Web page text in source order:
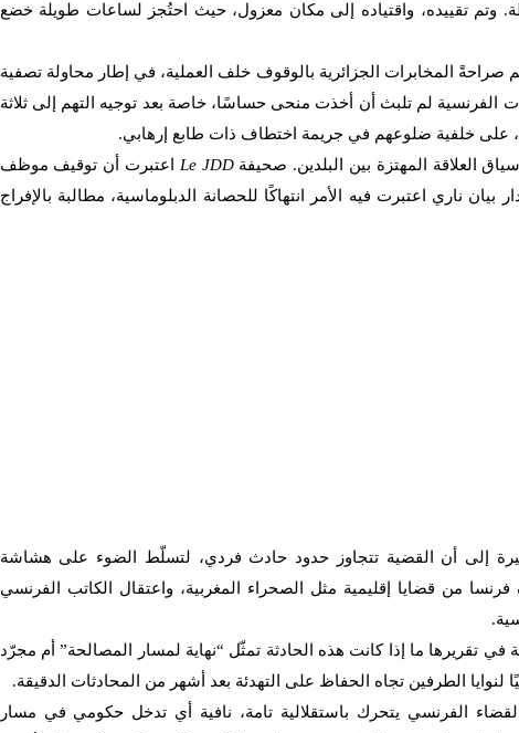
تقييده، واقتياده إلى مكان معزول، حيث احتُجز لساعات طويلة خضع
المخابرات الجزائرية بالوقوف خلف العملية، في إطار محاولة تصفية
لم تلبث أن أخذت منحى حساسًا، خاصة بعد توجيه التهم إلى ثلاثة
على خلفية ضلوعهم في جريمة اختطاف ذات طابع إرهابي.
العلاقة المهتزة بين البلدين. صحيفةLe JDD اعتبرت أن توقيف موظف
ناري اعتبرت فيه الأمر انتهاكًا للحصانة الدبلوماسية، مطالبة بالإفراج
إلى أن القضية تتجاوز حدود حادث فردي، لتسلّط الضوء على هشاشة
من قضايا إقليمية مثل الصحراء المغربية، واعتقال الكاتب الفرنسي
تقريرها ما إذا كانت هذه الحادثة تمثّل “نهاية لمسار المصالحة” أم مجرّد
الطرفين تجاه الحفاظ على التهدئة بعد أشهر من المحادثات الدقيقة.
الفرنسي يتحرك باستقلالية تامة، نافية أي تدخل حكومي في مسار